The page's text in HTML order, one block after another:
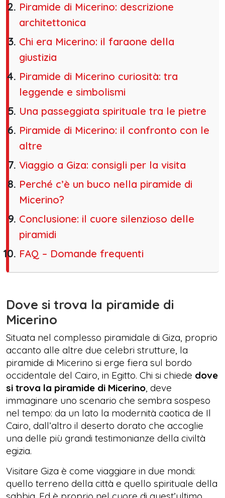
Piramide di Micerino: descrizione
architettonica
Chi era Micerino: il faraone della
giustizia
Piramide di Micerino curiosità: tra
leggende e simbolismi
Una passeggiata spirituale tra le pietre
Piramide di Micerino: il confronto con le
altre
Viaggio a Giza: consigli per la visita
Perché c’è un buco nella piramide di
Micerino?
Conclusione: il cuore silenzioso delle
piramidi
FAQ – Domande frequenti
Dove si trova la piramide di
Micerino
Situata nel complesso piramidale di Giza, proprio
accanto alle altre due celebri strutture, la
piramide di Micerino si erge fiera sul bordo
occidentale del Cairo, in Egitto. Chi si chiede dove
si trova la piramide di Micerino, deve
immaginare uno scenario che sembra sospeso
nel tempo: da un lato la modernità caotica de Il
Cairo, dall’altro il deserto dorato che accoglie
una delle più grandi testimonianze della civiltà
egizia.
Visitare Giza è come viaggiare in due mondi:
quello terreno della città e quello spirituale della